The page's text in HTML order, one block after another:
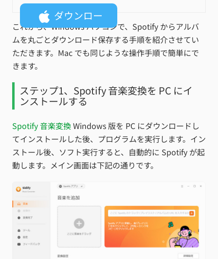
ド
ダウンロー
ド
これから、Windows パソコンで、Spotify からアルバ
ムを丸ごとダウンロード保存する手順を紹介させてい
ただきます。Mac でも同じような操作手順で簡単にで
きます。
ステップ1、Spotify 音楽変換を PC にイ
ンストールする
Spotify 音楽変換Windows 版を PC にダウンロードし
てインストールした後、プログラムを実行します。イン
ストール後、ソフト実行すると、自動的に Spotify が起
動します。メイン画面は下記の通りです。